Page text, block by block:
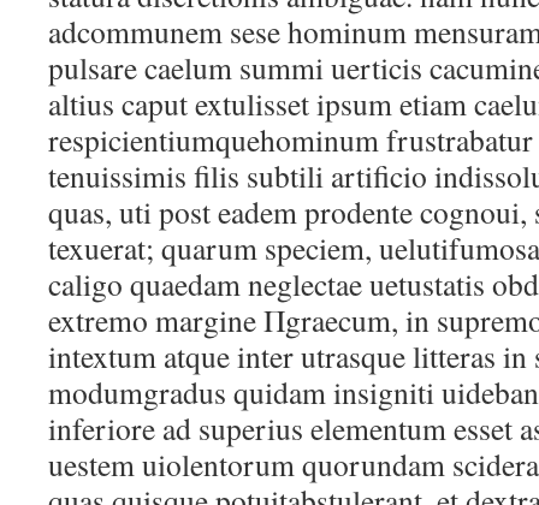
adcommunem sese hominum
pulsare caelum summi uerticis
altius caput extulisset ipsum etiam
respicientiumquehominum
tenuissimis filis subtili artificio
quas, uti post eadem prodente
texuerat; quarum speciem,
caligo quaedam neglectae uetustatis
extremo margine Πgraecum, in
intextum atque inter utrasque litteras in
modumgradus quidam insigniti
inferiore ad superius elementum esset
uestem uiolentorum quorundam